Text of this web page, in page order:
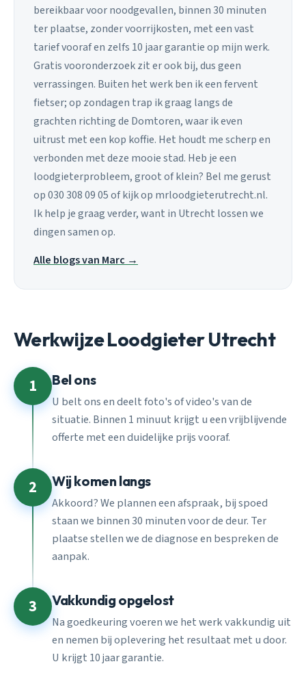
bereikbaar voor noodgevallen, binnen 30 minuten
ter plaatse, zonder voorrijkosten, met een vast
tarief vooraf en zelfs 10 jaar garantie op mijn werk.
Gratis vooronderzoek zit er ook bij, dus geen
verrassingen. Buiten het werk ben ik een fervent
fietser; op zondagen trap ik graag langs de
grachten richting de Domtoren, waar ik even
uitrust met een kop koffie. Het houdt me scherp en
verbonden met deze mooie stad. Heb je een
loodgieterprobleem, groot of klein? Bel me gerust
op 030 308 09 05 of kijk op mrloodgieterutrecht.nl.
Ik help je graag verder, want in Utrecht lossen we
dingen samen op.
Alle blogs van Marc →
Werkwijze Loodgieter Utrecht
1 Bel ons
U belt ons en deelt foto's of video's van de
situatie. Binnen 1 minuut krijgt u een vrijblijvende
offerte met een duidelijke prijs vooraf.
2 Wij komen langs
Akkoord? We plannen een afspraak, bij spoed
staan we binnen 30 minuten voor de deur. Ter
plaatse stellen we de diagnose en bespreken de
aanpak.
3 Vakkundig opgelost
Na goedkeuring voeren we het werk vakkundig uit
en nemen bij oplevering het resultaat met u door.
U krijgt 10 jaar garantie.